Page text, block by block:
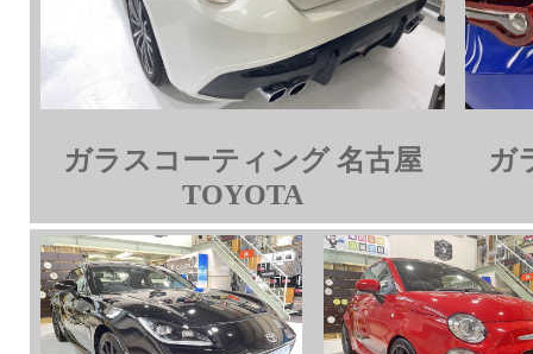
ガラスコーティング 名古屋
TOYOTA
ガ